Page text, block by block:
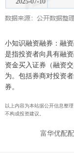
小知识融资融券：融
是指投资者向具有融
资金买入证券（融资
为。包括券商对投资
券。
以上内容为本站据公开信息整
不构成投资建议。
富华优配